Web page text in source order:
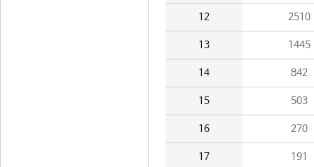
12 2510
13 1445
14 842
15 503
16 270
17 191